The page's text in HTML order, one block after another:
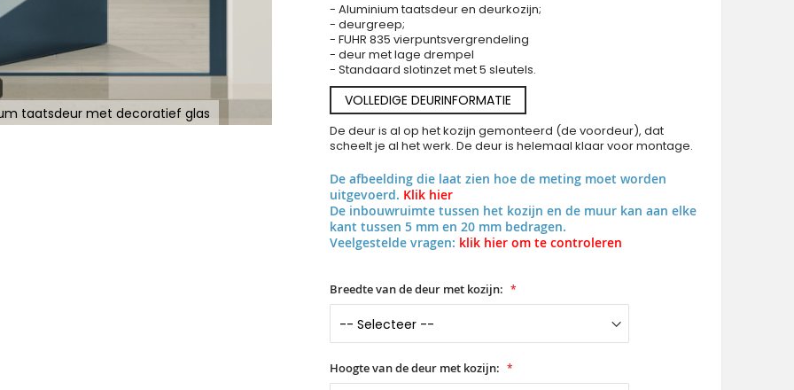
taatsdeur met decoratief glas PIVOT 15E - aluminium taatsdeur met decoratief
- Aluminium taatsdeur en deurkozijn;
- deurgreep;
- FUHR 835 vierpuntsvergrendeling
- deur met lage drempel
- Standaard slotinzet met 5 sleutels.
VOLLEDIGE DEURINFORMATIE
De deur is al op het kozijn gemonteerd (de voordeur), dat
scheelt je al het werk. De deur is helemaal klaar voor montage.
De afbeelding die laat zien hoe de meting moet worden
uitgevoerd. Klik hier
De inbouwruimte tussen het kozijn en de muur kan aan elke
kant tussen 5 mm en 20 mm bedragen.
Veelgestelde vragen: klik hier om te controleren
Breedte van de deur met kozijn:
Hoogte van de deur met kozijn: